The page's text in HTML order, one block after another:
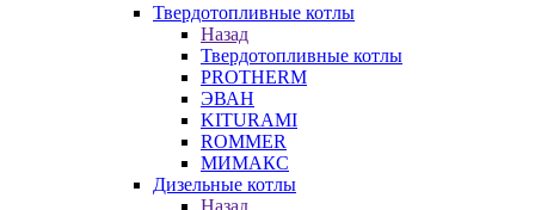
Твердотопливные котлы
Назад
Твердотопливные котлы
PROTHERM
ЭВАН
KITURAMI
ROMMER
МИМАКС
Дизельные котлы
Назад